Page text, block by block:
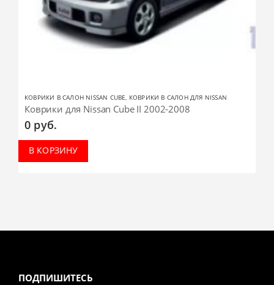
КОВРИКИ В САЛОН NISSAN CUBE, КОВРИКИ В САЛОН ДЛЯ NISSAN
Коврики для Nissan Cube II 2002-2008
0 руб.
В КОРЗИНУ
ПОДПИШИТЕСЬ